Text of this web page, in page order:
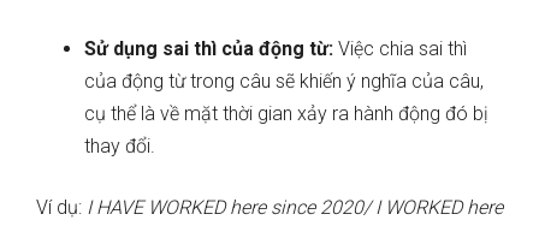
Sử dụng sai thì của động từ: Việc chia sai thì
của động từ trong câu sẽ khiến ý nghĩa của câu,
cụ thể là về mặt thời gian xảy ra hành động đó bị
thay đổi.
Ví dụ: I HAVE WORKED here since 2020/ I WORKED here